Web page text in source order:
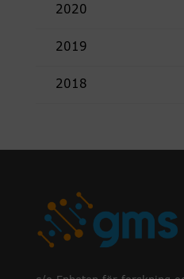
2020
2019
2018